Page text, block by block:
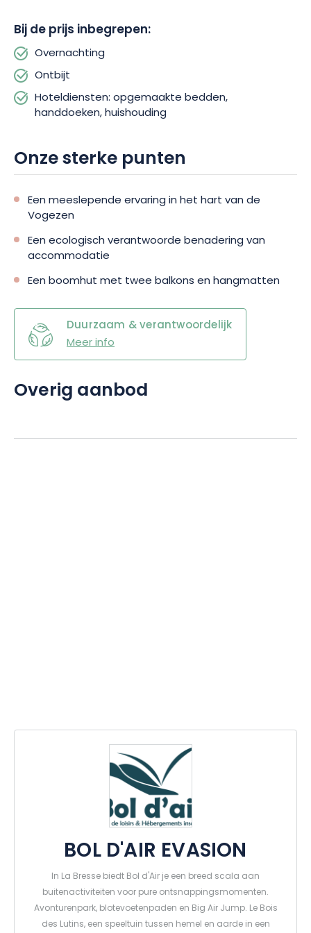
Bij de prijs inbegrepen:
Overnachting
Ontbijt
Hoteldiensten: opgemaakte bedden,
handdoeken, huishouding
Onze sterke punten
Een meeslepende ervaring in het hart van de
Vogezen
Een ecologisch verantwoorde benadering van
accommodatie
Een boomhut met twee balkons en hangmatten
Duurzaam & verantwoordelijk
Meer info
Overig aanbod
BOL D'AIR EVASION
In La Bresse biedt Bol d'Air je een breed scala aan
buitenactiviteiten voor pure ontsnappingsmomenten.
Avonturenpark, blotevoetenpaden en Big Air Jump. Le Bois
des Lutins, een speeltuin tussen hemel en aarde in een